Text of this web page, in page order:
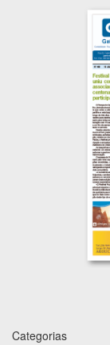
Categorias